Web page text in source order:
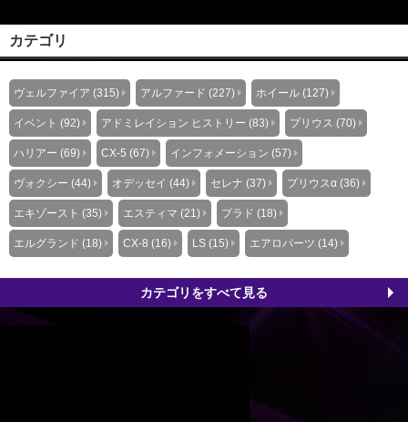
をご購入いただけます。発売前商品のご予約は初回生産分には限
りがある為、発売後にはすぐ欠品してしまう可能性がございま
す。是非この先行予約キャンペーンをご活用下さい。 ■フ...
カテゴリ
ヴェルファイア (315) アルファード (227) ホイール (127)
イベント (92) アドミレイション ヒストリー (83) プリウス (70)
ハリアー (69) CX-5 (67) インフォメーション (57)
ヴォクシー (44) オデッセイ (44) セレナ (37) プリウスα (36)
エキゾースト (35) エスティマ (21) プラド (18)
エルグランド (18) CX-8 (16) LS (15) エアロパーツ (14)
カテゴリをすべて見る